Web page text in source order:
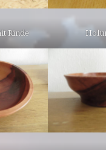
Rinde